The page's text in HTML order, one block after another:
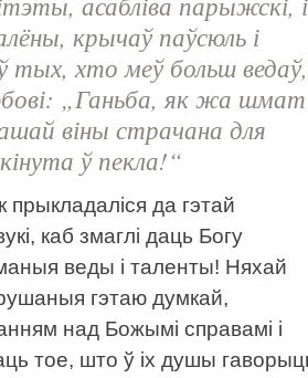
крычаў паўсюль і
тых, хто меў больш ведаў,
„Ганьба, як жа шмат
віны страчана для
ў пекла!“
да гэтай
каб змаглі даць Богу
веды і таленты! Няхай
гэтаю думкай,
над Божымі справамі і
тое, што ў іх душы